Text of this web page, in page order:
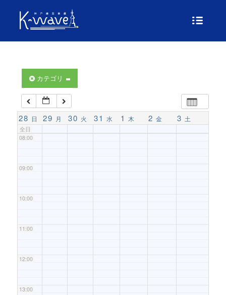
カテゴリ
28 日 29 月 30 火 31 水 1 木 2 金 3 土
全日
04:00
06:00
07:00
08:00
09:00
10:00
11:00
12:00
13:00